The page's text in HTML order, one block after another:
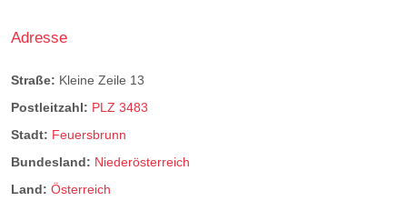
Adresse
Straße: Kleine Zeile 13
Postleitzahl: PLZ 3483
Stadt: Feuersbrunn
Bundesland: Niederösterreich
Land: Österreich